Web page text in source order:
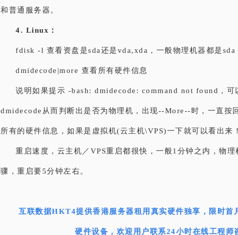
和普通服务器。
4. Linux：
fdisk -l 查看资盘是sda还是vda,xda，一般物理机器都是sda
dmidecode|more 查看所有硬件信息
说明如果提示 -bash: dmidecode: command not found，
dmidecode从而判断出是否为物理机，出现--More--时，一直按
所有的硬件信息，如果是虚拟机(云主机\VPS)一下就可以看出来！
重启速度，云主机／VPS重启都很快，一般1分钟之内，物
骤，重启要5分钟左右。
互联数据HKT4提供香港服务器租用真实硬件独享，限时首
硬件设备，欢迎用户联系24小时在线工程师